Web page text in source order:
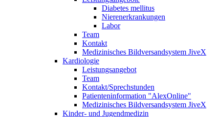
Diabetes mellitus
Nierenerkrankungen
Labor
Team
Kontakt
Medizinisches Bildversandsystem JiveX
Kardiologie
Leistungsangebot
Team
Kontakt/Sprechstunden
Patienteninformation "AlexOnline"
Medizinisches Bildversandsystem JiveX
Kinder- und Jugendmedizin